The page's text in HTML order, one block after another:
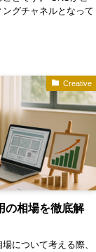
グチャネルとなって
Creative
の相場を徹底解
について考える際、